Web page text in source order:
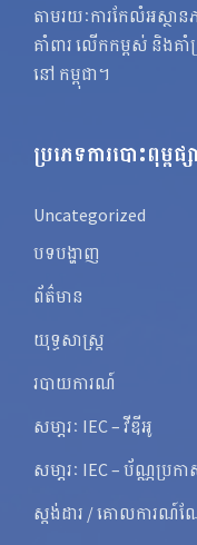
តាមរយៈការកែលំអស្ថានភ
គាំពារ លើកកម្ពស់ និងគាំ
នៅ កម្ពុជា។
ប្រភេទការបោះពុម្ពផ្
Uncategorized
បទបង្ហាញ
ព័ត៌មាន
យុទ្ធសាស្ត្រ
របាយការណ៍
សមា្ភរៈ IEC – វីឌីអូ
សមា្ភរៈ IEC – ប័ណ្ណប្រក
ស្តង់ដារ / គោលការណ៍ណ